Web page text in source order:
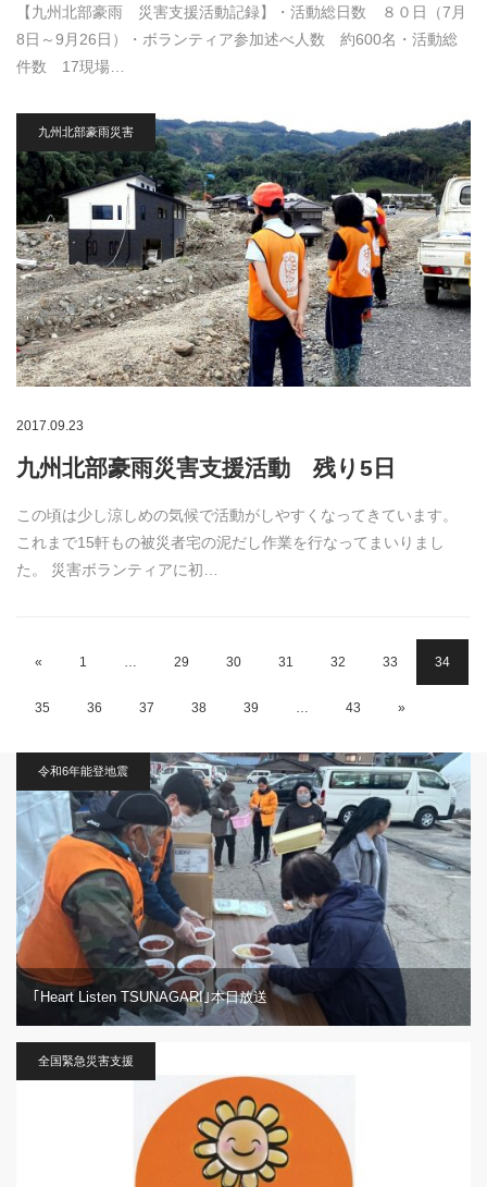
【九州北部豪雨 災害支援活動記録】・活動総日数 ８０日（7月
8日～9月26日）・ボランティア参加述べ人数 約600名・活動総
件数 17現場…
九州北部豪雨災害
2017.09.23
九州北部豪雨災害支援活動 残り5日
この頃は少し涼しめの気候で活動がしやすくなってきています。
これまで15軒もの被災者宅の泥だし作業を行なってまいりまし
た。 災害ボランティアに初…
« 1 … 29 30 31 32 33 34
35 36 37 38 39 … 43 »
令和6年能登地震
｢Heart Listen TSUNAGARI｣本日放送
全国緊急災害支援